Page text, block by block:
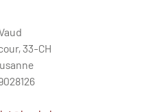
33-CH